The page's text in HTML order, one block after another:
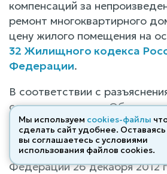
компенсаций за
ремонт многоквартирного
цену жилого помещения на
32 Жилищного кодекса
Федерации.
В соответствии с
содержащимися в Обзоре
Верховного Суда
третий квартал 2012 года,
Президиумом Верховного
Федерации 26 декабря 2012
Мы используем cookies-файлы
сделать сайт удобнее. Оставаясь
вы соглашаетесь с условиями
использования файлов cооkies.